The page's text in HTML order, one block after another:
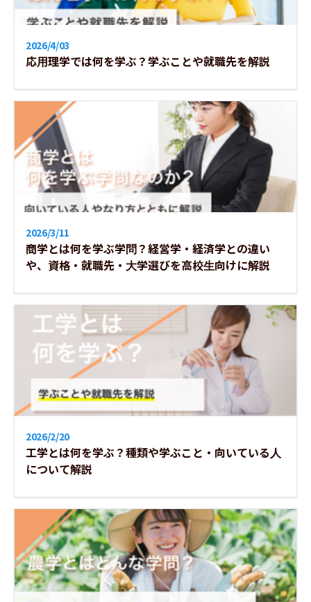
2026/4/03
応用理学では何を学ぶ？学ぶことや就職先を解説
2026/3/11
商学とは何を学ぶ学問？経営学・経済学との違い
や、資格・就職先・大学選びを高校生向けに解説
2026/2/20
工学とは何を学ぶ？種類や学ぶこと・向いている人
について解説